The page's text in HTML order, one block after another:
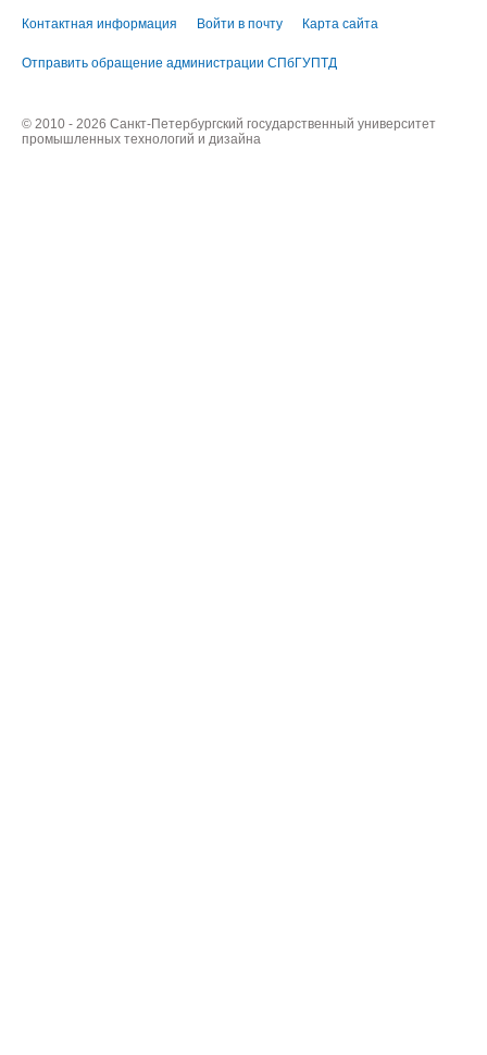
Контактная информация Войти в почту Карта сайта
Отправить обращение администрации СПбГУПТД
© 2010 - 2026 Санкт-Петербургский государственный университет
промышленных технологий и дизайна